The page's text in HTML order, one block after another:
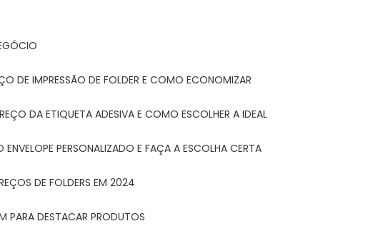
DE IMPRESSÃO DE FOLDER E COMO ECONOMIZAR
DA ETIQUETA ADESIVA E COMO ESCOLHER A IDEAL
ENVELOPE PERSONALIZADO E FAÇA A ESCOLHA CERTA
DE FOLDERS EM 2024
PARA DESTACAR PRODUTOS